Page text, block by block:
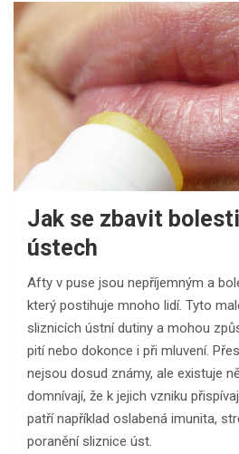
Jak se zbavit
ústech
Afty v puse jsou nepříjemným a
který postihuje mnoho lidí. Tyto
sliznicích ústní dutiny a mohou
pití nebo dokonce i při mluvení.
nejsou dosud známy, ale existuje
domnívají, že k jejich vzniku
patří například oslabená imunita,
poranění sliznice úst.